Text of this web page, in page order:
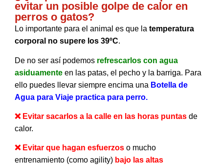
evitar un posible golpe de calor en
perros o gatos?
Lo importante para el animal es que la temperatura
corporal no supere los 39ºC.
De no ser así podemos refrescarlos con agua
asiduamente en las patas, el pecho y la barriga. Para
ello puedes llevar siempre encima una Botella de
Agua para Viaje practica para perro.
❌ Evitar sacarlos a la calle en las horas puntas de
calor.
❌ Evitar que hagan esfuerzos o mucho
entrenamiento (como agility) bajo las altas